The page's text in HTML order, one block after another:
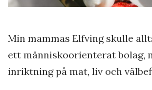
Min mammas Elfving skulle
ett människoorienterat bolag,
inriktning på mat, liv och